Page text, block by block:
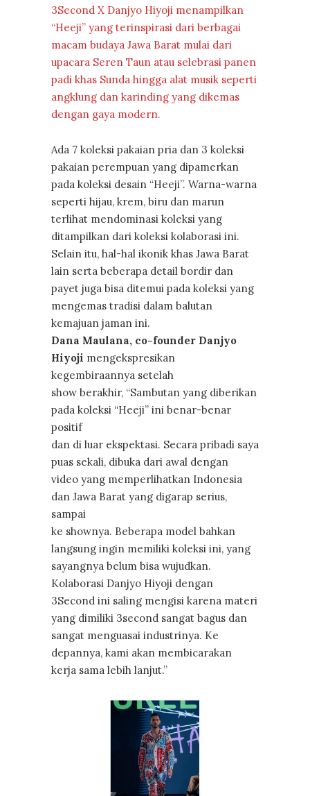
3Second X Danjyo Hiyoji menampilkan
“Heeji” yang terinspirasi dari berbagai
macam budaya Jawa Barat mulai dari
upacara Seren Taun atau selebrasi panen
padi khas Sunda hingga alat musik seperti
angklung dan karinding yang dikemas
dengan gaya modern.
Ada 7 koleksi pakaian pria dan 3 koleksi
pakaian perempuan yang dipamerkan
pada koleksi desain “Heeji”. Warna-warna
seperti hijau, krem, biru dan marun
terlihat mendominasi koleksi yang
ditampilkan dari koleksi kolaborasi ini.
Selain itu, hal-hal ikonik khas Jawa Barat
lain serta beberapa detail bordir dan
payet juga bisa ditemui pada koleksi yang
mengemas tradisi dalam balutan
kemajuan jaman ini.
Dana Maulana, co-founder Danjyo
Hiyoji mengekspresikan
kegembiraannya setelah
show berakhir, “Sambutan yang diberikan
pada koleksi “Heeji” ini benar-benar
positif
dan di luar ekspektasi. Secara pribadi saya
puas sekali, dibuka dari awal dengan
video yang memperlihatkan Indonesia
dan Jawa Barat yang digarap serius,
sampai
ke shownya. Beberapa model bahkan
langsung ingin memiliki koleksi ini, yang
sayangnya belum bisa wujudkan.
Kolaborasi Danjyo Hiyoji dengan
3Second ini saling mengisi karena materi
yang dimiliki 3second sangat bagus dan
sangat menguasai industrinya. Ke
depannya, kami akan membicarakan
kerja sama lebih lanjut.”